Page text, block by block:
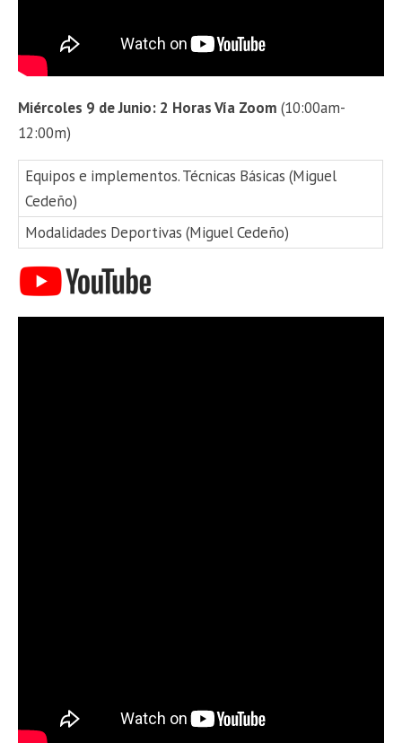
Miércoles 9 de Junio: 2 Horas Vía Zoom(10:00am-
12:00m)
Equipos e implementos. Técnicas Básicas (Miguel
Cedeño)
Modalidades Deportivas (Miguel Cedeño)